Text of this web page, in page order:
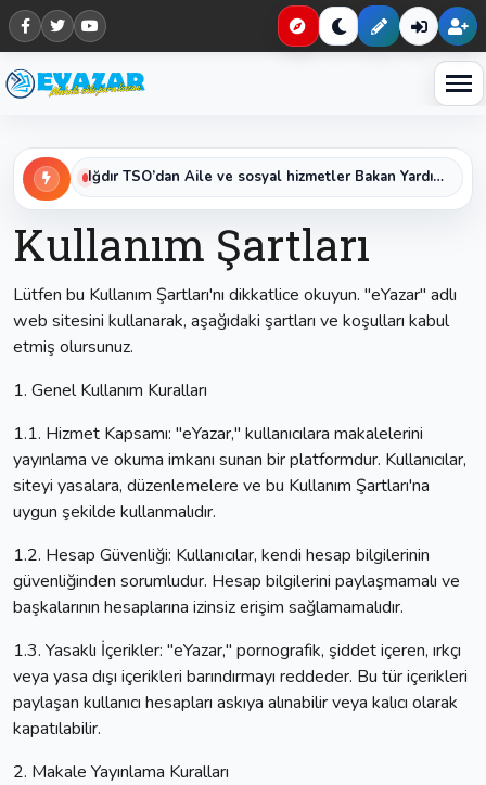
Haberleri keşfet
Iğdır TSO’dan Aile ve sosyal hizmetler Bakan Yardımcısı Sayın Sevim Sayım Madak ‘a Ziyaret
Kullanım Şartları
Lütfen bu Kullanım Şartları'nı dikkatlice okuyun. "eYazar" adlı
web sitesini kullanarak, aşağıdaki şartları ve koşulları kabul
etmiş olursunuz.
1. Genel Kullanım Kuralları
1.1. Hizmet Kapsamı: "eYazar," kullanıcılara makalelerini
yayınlama ve okuma imkanı sunan bir platformdur. Kullanıcılar,
siteyi yasalara, düzenlemelere ve bu Kullanım Şartları'na
uygun şekilde kullanmalıdır.
1.2. Hesap Güvenliği: Kullanıcılar, kendi hesap bilgilerinin
güvenliğinden sorumludur. Hesap bilgilerini paylaşmamalı ve
başkalarının hesaplarına izinsiz erişim sağlamamalıdır.
1.3. Yasaklı İçerikler: "eYazar," pornografik, şiddet içeren, ırkçı
veya yasa dışı içerikleri barındırmayı reddeder. Bu tür içerikleri
paylaşan kullanıcı hesapları askıya alınabilir veya kalıcı olarak
kapatılabilir.
2. Makale Yayınlama Kuralları